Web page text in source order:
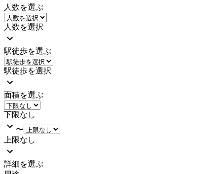
人数を選ぶ
人数を選択
駅徒歩を選ぶ
駅徒歩を選択
面積を選ぶ
下限なし
〜
上限なし
詳細を選ぶ